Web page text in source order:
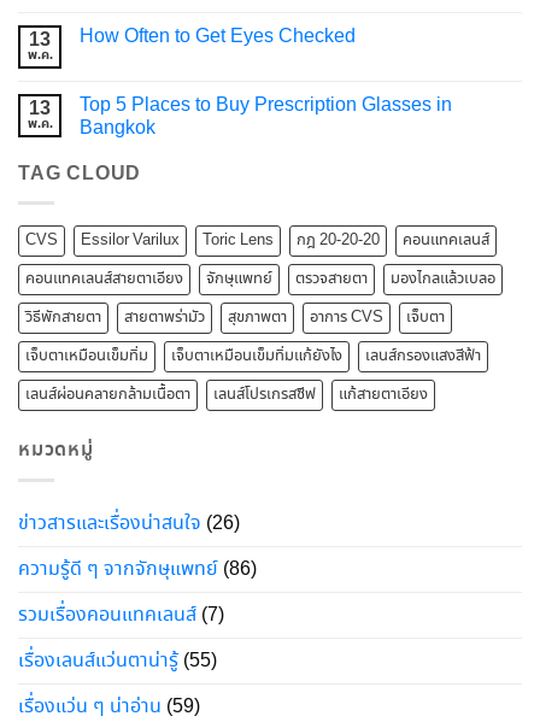
13
พ.ค.
How Often to Get Eyes Checked
13
พ.ค.
Top 5 Places to Buy Prescription Glasses in
Bangkok
TAG CLOUD
CVS Essilor Varilux Toric Lens กฎ 20-20-20
คอนแทคเลนส์
คอนแทคเลนส์สายตาเอียง
จักษุแพทย์ ตรวจสายตา
มองไกลแล้วเบลอ
วิธีพักสายตา
สายตาพร่ามัว สุขภาพตา อาการ CVS
เจ็บตา
เจ็บตาเหมือนเข็มทิ่ม
เจ็บตาเหมือนเข็มทิ่มแก้ยังไง
เลนส์กรองแสงสีฟ้า
เลนส์ผ่อนคลายกล้ามเนื้อตา
เลนส์โปรเกรสซีฟ แก้สายตาเอียง
หมวดหมู่
ข่าวสารและเรื่องน่าสนใจ (26)
ความรู้ดี ๆ จากจักษุแพทย์ (86)
รวมเรื่องคอนแทคเลนส์ (7)
เรื่องเลนส์แว่นตาน่ารู้ (55)
เรื่องแว่น ๆ น่าอ่าน (59)